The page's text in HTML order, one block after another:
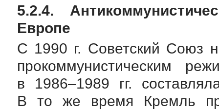
5.2.4.
Европе
С 1990 г. Советский Союз
прокоммунистическим
в 1986–1989 гг.
В то же время Кремль